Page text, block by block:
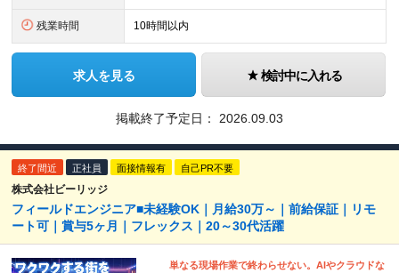
残業時間 10時間以内
求人を見る 検討中に入れる
掲載終了予定日： 2026.09.03
終了間近 正社員 面接情報有 自己PR不要
株式会社ビーリッジ
フィールドエンジニア■未経験OK｜月給30万～｜前給保証｜リモ
ート可｜賞与5ヶ月｜フレックス｜20～30代活躍
単なる現場作業で終わらせない。AIやクラウドな